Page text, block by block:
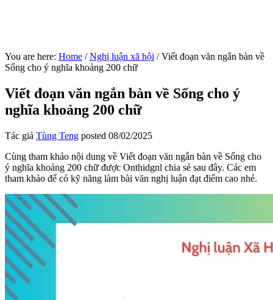
You are here: Home / Nghị luận xã hội /Viết đoạn văn ngắn bàn về
Sống cho ý nghĩa khoảng 200 chữ
Viết đoạn văn ngắn bàn về Sống cho ý
nghĩa khoảng 200 chữ
Tác giả Tùng Teng posted 08/02/2025
Cùng tham khảo nội dung về Viết đoạn văn ngắn bàn về Sống cho
ý nghĩa khoảng 200 chữ được Onthidgnl chia sẻ sau đây. Các em
tham khảo để có kỹ năng làm bài văn nghị luận đạt điểm cao nhé.